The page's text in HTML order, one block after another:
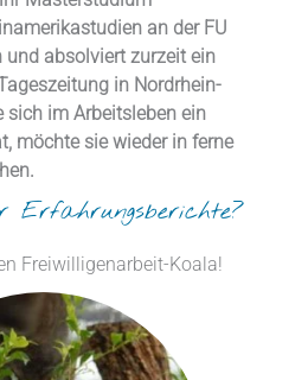
an der FU
und absolviert zurzeit ein
in Nordrhein-
sich im Arbeitsleben ein
möchte sie wieder in ferne
Freiwilligenarbeit-Koala!